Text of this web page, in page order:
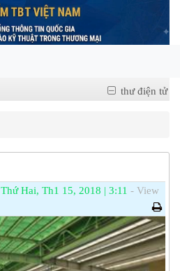
thư điện tử
Thứ Hai, Th1 15, 2018 | 3:11 - View